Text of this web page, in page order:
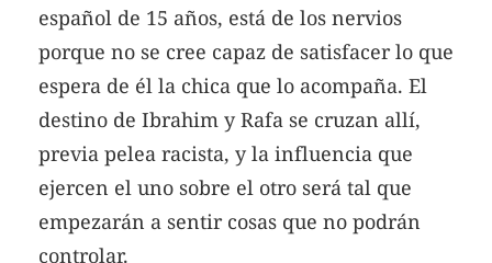
español de 15 años, está de los nervios
porque no se cree capaz de satisfacer lo que
espera de él la chica que lo acompaña. El
destino de Ibrahim y Rafa se cruzan allí,
previa pelea racista, y la influencia que
ejercen el uno sobre el otro será tal que
empezarán a sentir cosas que no podrán
controlar.